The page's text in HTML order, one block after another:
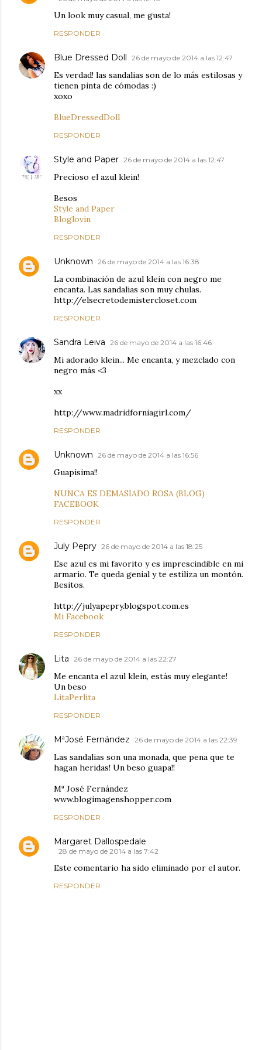
Un look muy casual, me gusta!
RESPONDER
Blue Dressed Doll 26 de mayo de 2014 a las 12:47
Es verdad! las sandalias son de lo más estilosas y
tienen pinta de cómodas :)
xoxo
BlueDressedDoll
RESPONDER
Style and Paper 26 de mayo de 2014 a las 12:47
Precioso el azul klein!
Besos
Style and Paper
Bloglovin
RESPONDER
Unknown 26 de mayo de 2014 a las 16:38
La combinación de azul klein con negro me
encanta. Las sandalias son muy chulas.
http://elsecretodemistercloset.com
RESPONDER
Sandra Leiva 26 de mayo de 2014 a las 16:46
Mi adorado klein... Me encanta, y mezclado con
negro más <3
xx
http://www.madridforniagirl.com/
RESPONDER
Unknown 26 de mayo de 2014 a las 16:56
Guapísima!!
NUNCA ES DEMASIADO ROSA (BLOG)
FACEBOOK
RESPONDER
July Pepry 26 de mayo de 2014 a las 18:25
Ese azul es mi favorito y es imprescindible en mi
armario. Te queda genial y te estiliza un montón.
Besitos.
http://julyapepry.blogspot.com.es
Mi Facebook
RESPONDER
Lita 26 de mayo de 2014 a las 22:27
Me encanta el azul klein, estás muy elegante!
Un beso
LitaPerlita
RESPONDER
MªJosé Fernández 26 de mayo de 2014 a las 22:39
Las sandalias son una monada, que pena que te
hagan heridas! Un beso guapa!!
Mª José Fernández
www.blogimagenshopper.com
RESPONDER
Margaret Dallospedale
28 de mayo de 2014 a las 7:42
Este comentario ha sido eliminado por el autor.
RESPONDER